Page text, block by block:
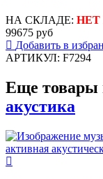
НА СКЛАДЕ: НЕТ
99675 руб
Добавить в
АРТИКУЛ: F7294
Еще товары
акустика